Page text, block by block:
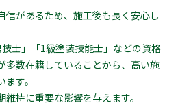
信があるため、施工後も長く安心し
士」「1級塗装技能士」などの資格
多数在籍していることから、高い施
す。
持に重要な影響を与えます。